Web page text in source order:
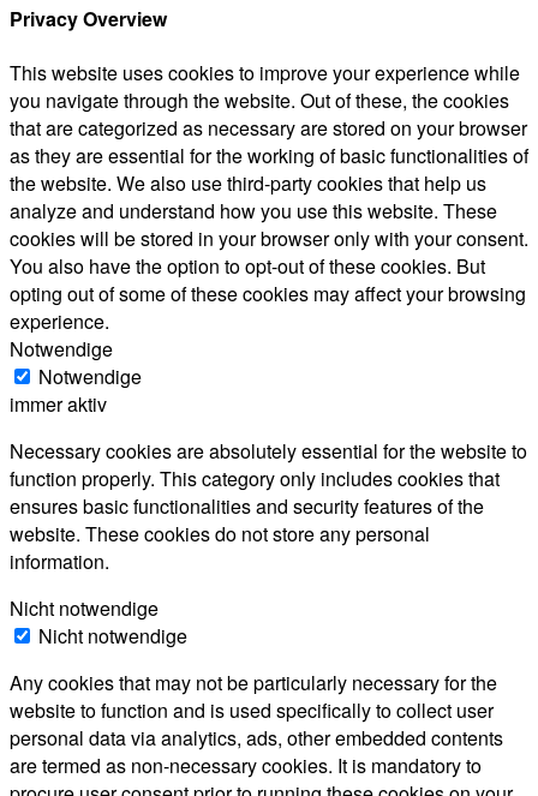
Privacy Overview
This website uses cookies to improve your experience while
you navigate through the website. Out of these, the cookies
that are categorized as necessary are stored on your browser
as they are essential for the working of basic functionalities of
the website. We also use third-party cookies that help us
analyze and understand how you use this website. These
cookies will be stored in your browser only with your consent.
You also have the option to opt-out of these cookies. But
opting out of some of these cookies may affect your browsing
experience.
Notwendige
Notwendige
immer aktiv
Necessary cookies are absolutely essential for the website to
function properly. This category only includes cookies that
ensures basic functionalities and security features of the
website. These cookies do not store any personal
information.
Nicht notwendige
Nicht notwendige
Any cookies that may not be particularly necessary for the
website to function and is used specifically to collect user
personal data via analytics, ads, other embedded contents
are termed as non-necessary cookies. It is mandatory to